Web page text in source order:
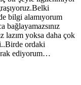
bilgi alamıyorum
bağlayamazsınız
lazım yoksa daha çok
ordaki
ediyorum…